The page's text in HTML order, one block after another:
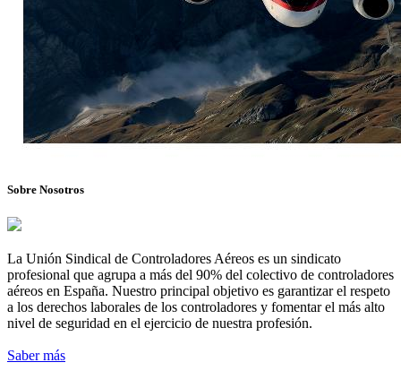
Sobre Nosotros
La Unión Sindical de Controladores Aéreos es un sindicato
profesional que agrupa a más del 90% del colectivo de controladores
aéreos en España. Nuestro principal objetivo es garantizar el respeto
a los derechos laborales de los controladores y fomentar el más alto
nivel de seguridad en el ejercicio de nuestra profesión.
Saber más